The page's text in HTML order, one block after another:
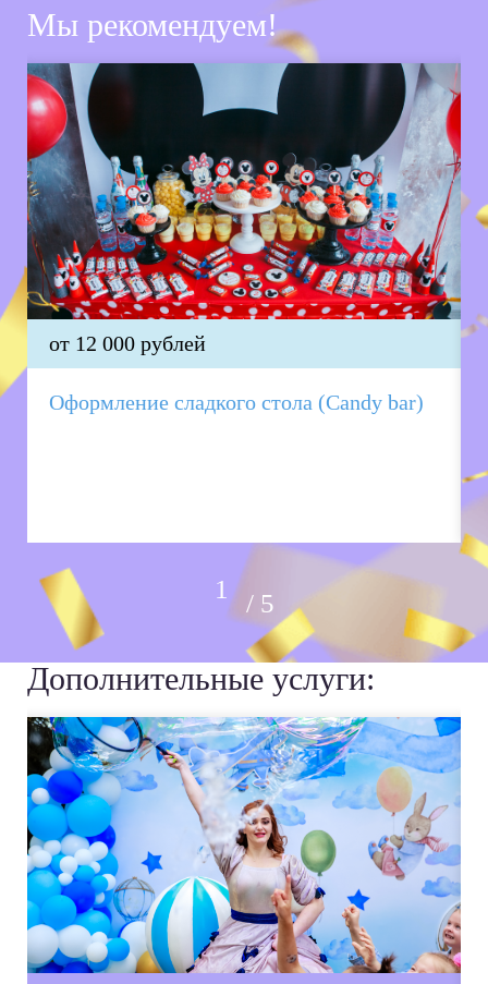
Мы рекомендуем!
от 12 000 рублей
Оформление сладкого стола (Candy bar)
5
Дополнительные услуги: